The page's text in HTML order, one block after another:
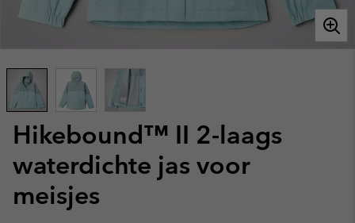
Hikebound™ II 2-laags
waterdichte jas voor
meisjes